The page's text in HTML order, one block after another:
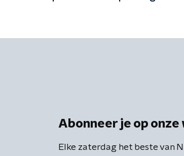
Abonneer je op
Elke zaterdag het beste van